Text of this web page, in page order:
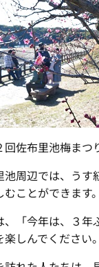
佐布里池梅まつ
周辺では、うす
ことができます。
「今年は、３年
楽しんでください